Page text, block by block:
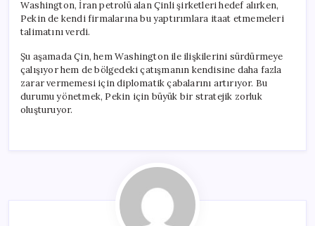
Washington, İran petrolü alan Çinli şirketleri hedef alırken,
Pekin de kendi firmalarına bu yaptırımlara itaat etmemeleri
talimatını verdi.
Şu aşamada Çin, hem Washington ile ilişkilerini sürdürmeye
çalışıyor hem de bölgedeki çatışmanın kendisine daha fazla
zarar vermemesi için diplomatik çabalarını artırıyor. Bu
durumu yönetmek, Pekin için büyük bir stratejik zorluk
oluşturuyor.